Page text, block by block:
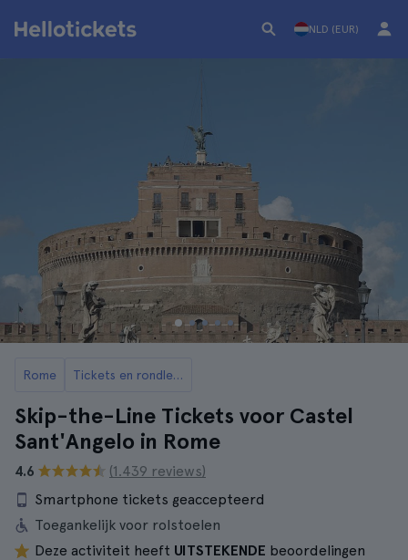
NLD (EUR)
Rome Tickets en rondleidingen voor Castel Sant'Angelo in Rome
Skip-the-Line Tickets voor Castel
Sant'Angelo in Rome
4.6
(1.439 reviews)
Smartphone tickets geaccepteerd
Toegankelijk voor rolstoelen
Deze activiteit heeft UITSTEKENDE beoordelingen